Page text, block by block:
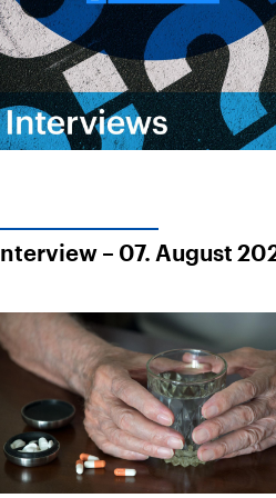
Sachsen-Anhalt wählt
am 6. September 2026
einen neuen Landtag.
Seit 2021 wird das
Bundesland von einer
Koalition aus CDU, SPD
und FDP regiert.-
Umfragen, Prognosen,
der anstehenden Wahl.
den
Interview – 07. August